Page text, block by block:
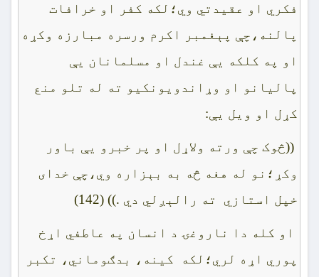
فکري او عقيدتي وي؛لکه کفر او خرافات
پالنه،چې پېغمبر اکرم ورسره مبارزه وکړه
او په کلکه يې غندل او مسلمانان يې
پاليانو او وړاندويونکيو ته له تلو منع
کړل او ويل يې:
((څوک چې ورته ولاړل او پر خبرو يې باور
وکړ؛نو له هغه څه به بېزاره وي،چې خداى
خپل استازي ته رالېږلي دي .)) (142)
او کله دا ناروغۍ د انسان په عاطفي اړخ
پوري اړه لري؛لکه کينه، بدګوماني، تکبر